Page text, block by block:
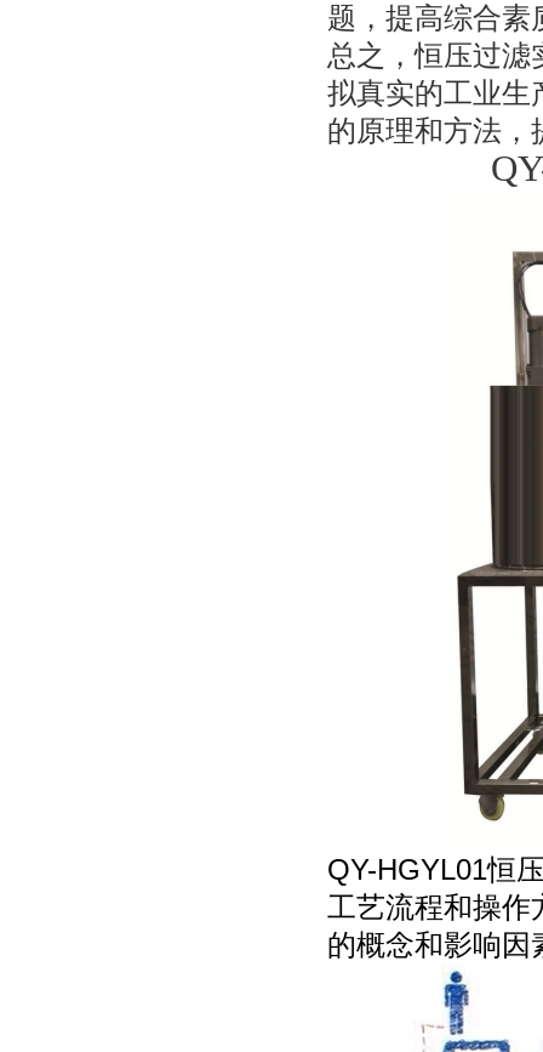
题，提高综合素
总之，恒压过滤
拟真实的工业生
的原理和方法，
QY-HGYL01恒
工艺流程和操作
的概念和影响因